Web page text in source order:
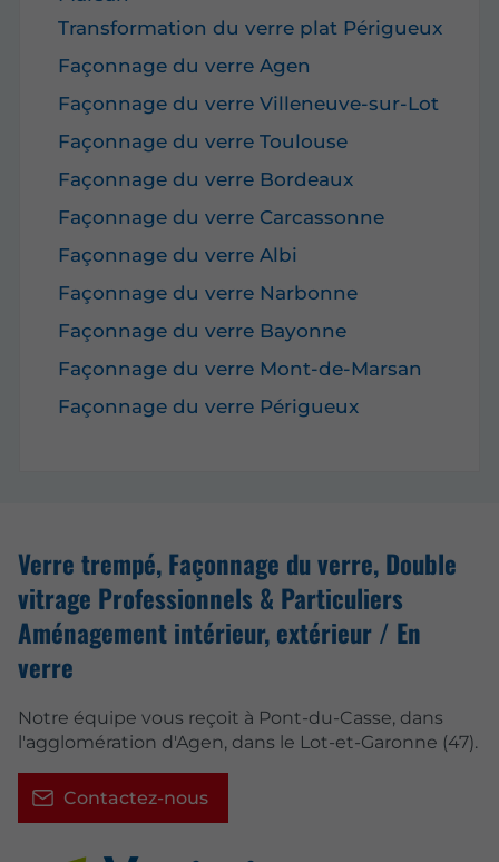
Transformation du verre plat Périgueux
Façonnage du verre Agen
Façonnage du verre Villeneuve-sur-Lot
Façonnage du verre Toulouse
Façonnage du verre Bordeaux
Façonnage du verre Carcassonne
Façonnage du verre Albi
Façonnage du verre Narbonne
Façonnage du verre Bayonne
Façonnage du verre Mont-de-Marsan
Façonnage du verre Périgueux
Verre trempé, Façonnage du verre, Double
vitrage Professionnels & Particuliers
Aménagement intérieur, extérieur / En
verre
Notre équipe vous reçoit à Pont-du-Casse, dans
l'agglomération d'Agen, dans le Lot-et-Garonne (47).
Contactez-nous